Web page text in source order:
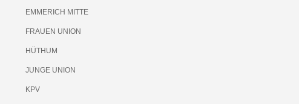
EMMERICH MITTE
FRAUEN UNION
HÜTHUM
JUNGE UNION
KPV